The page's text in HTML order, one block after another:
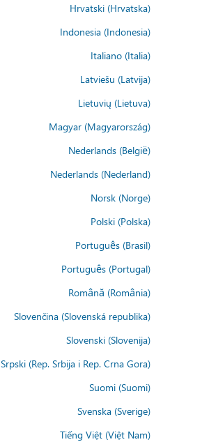
Hrvatski (Hrvatska)
Indonesia (Indonesia)
Italiano (Italia)
Latviešu (Latvija)
Lietuvių (Lietuva)
Magyar (Magyarország)
Nederlands (België)
Nederlands (Nederland)
Norsk (Norge)
Polski (Polska)
Português (Brasil)
Português (Portugal)
Română (România)
Slovenčina (Slovenská republika)
Slovenski (Slovenija)
Srpski (Rep. Srbija i Rep. Crna Gora)
Suomi (Suomi)
Svenska (Sverige)
Tiếng Việt (Việt Nam)